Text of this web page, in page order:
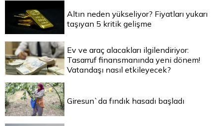
Altın neden yükseliyor? Fiyatları yukarı
taşıyan 5 kritik gelişme
Ev ve araç alacakları ilgilendiriyor:
Tasarruf finansmanında yeni dönem!
Vatandaşı nasıl etkileyecek?
Giresun`da fındık hasadı başladı